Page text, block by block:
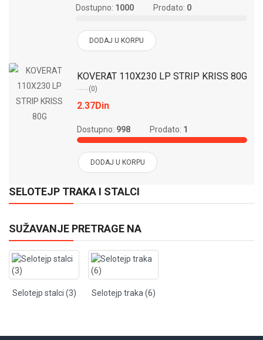
Dostupno: 1000 Prodato: 0
DODAJ U KORPU
KOVERAT 110X230 LP STRIP KRISS 80G
(0)
2.37Din
Dostupno: 998 Prodato: 1
DODAJ U KORPU
SELOTEJP TRAKA I STALCI
SUŽAVANJE PRETRAGE NA
Selotejp stalci (3) Selotejp traka (6)